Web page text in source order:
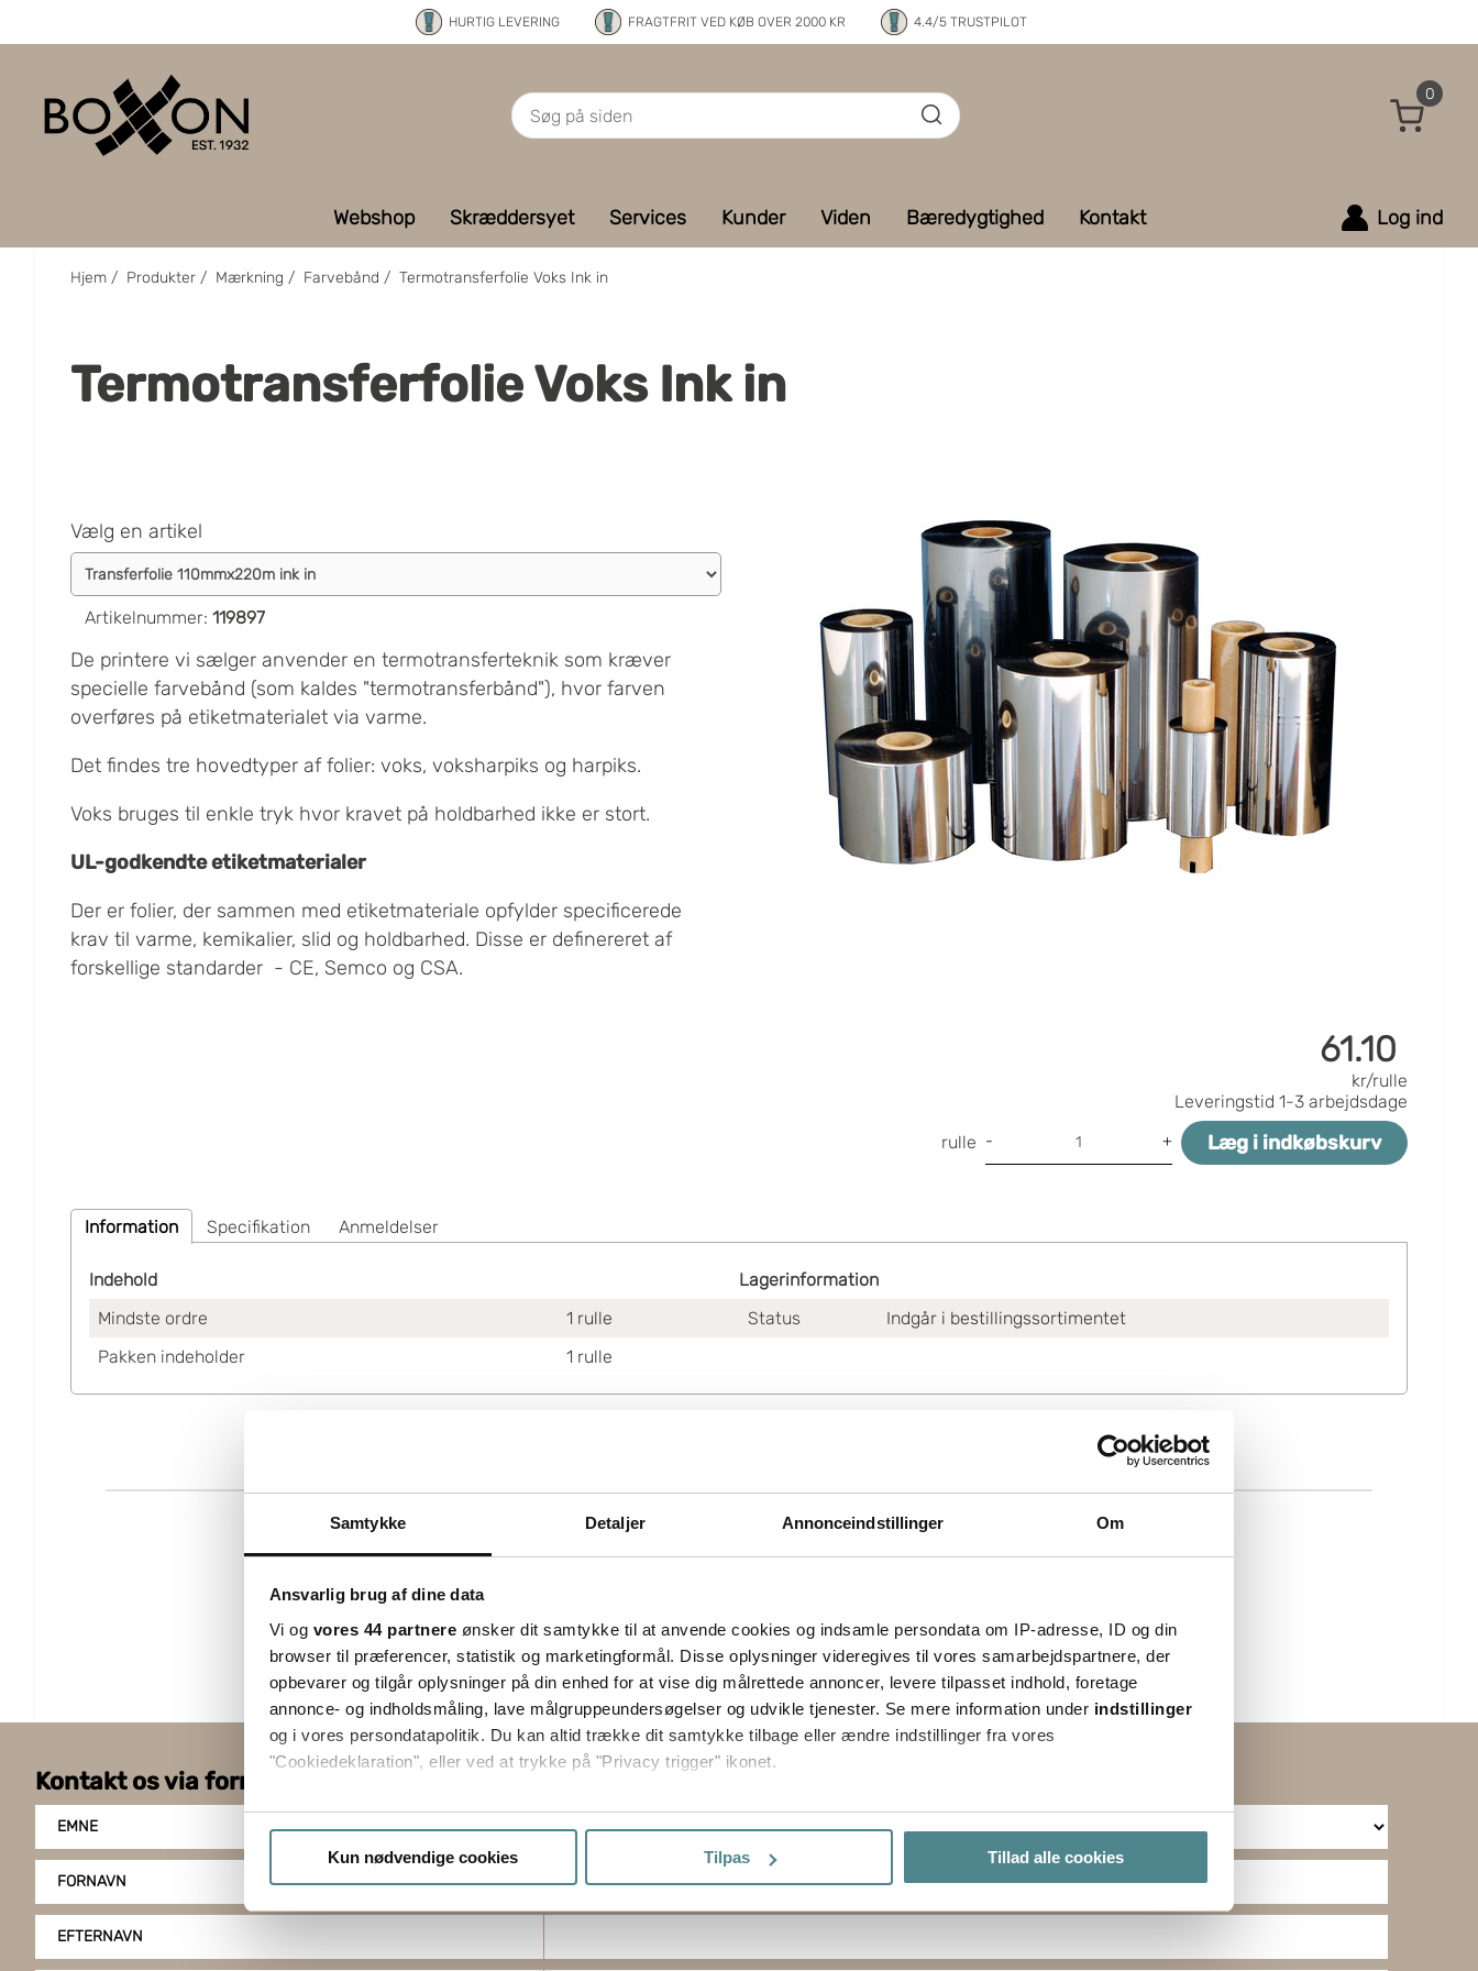
Samtykke Detaljer Annonceindstillinger Om
Ansvarlig brug af dine data
Vi og vores 44 partnere ønsker dit samtykke til at anvende cookies og indsamle persondata om IP-adresse, ID og din
browser til præferencer, statistik og marketingformål. Disse oplysninger videregives til vores samarbejdspartnere, der
opbevarer og tilgår oplysninger på din enhed for at vise dig målrettede annoncer, levere tilpasset indhold, foretage
annonce- og indholdsmåling, lave målgruppeundersøgelser og udvikle tjenester. Se mere information under indstillinger
og i vores persondatapolitik. Du kan altid trække dit samtykke tilbage eller ændre indstillinger fra vores
"Cookiedeklaration", eller ved at trykke på "Privacy trigger" ikonet.
Hvis du tillader det, vil vi også gerne:
Identificere din enhed baseret på en scanning af dens unikke karakteristika (fingerprinting)
Boxon bruger cookies til at optimere hjemmesidens funktionalitet og optimere din brugeroplevelse. Ved at tillade cookies
Kun nødvendige cookies Tilpas Tillad alle cookies
HURTIG LEVERING FRAGTFRIT VED KØB OVER 2000 KR 4.4/5 TRUSTPILOT
0
Webshop Skræddersyet Services Kunder Viden Bæredygtighed Kontakt Log ind
Hjem / Produkter / Mærkning / Farvebånd / Termotransferfolie Voks Ink in
Termotransferfolie Voks Ink in
Vælg en artikel
Artikelnummer: 119897
De printere vi sælger anvender en termotransferteknik som kræver
specielle farvebånd (som kaldes "termotransferbånd"), hvor farven
overføres på etiketmaterialet via varme.
Det findes tre hovedtyper af folier: voks, voksharpiks og harpiks.
Voks bruges til enkle tryk hvor kravet på holdbarhed ikke er stort.
UL-godkendte etiketmaterialer
Der er folier, der sammen med etiketmateriale opfylder specificerede
krav til varme, kemikalier, slid og holdbarhed. Disse er definereret af
forskellige standarder - CE, Semco og CSA.
61.10
kr/rulle
Leveringstid 1-3 arbejdsdage
rulle - + Læg i indkøbskurv
Information Specifikation Anmeldelser
Indehold
Mindste ordre
1 rulle
Pakken indeholder
1 rulle
Lagerinformation
Status
Indgår i bestillingssortimentet
Kontakt os via formularen
EMNE
FORNAVN
EFTERNAVN